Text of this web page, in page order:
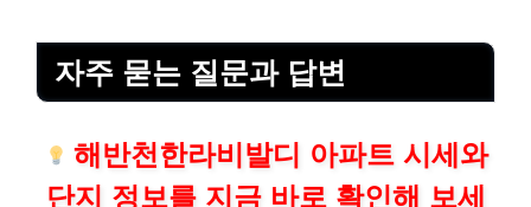
자주 묻는 질문과 답변
해반천한라비발디 아파트 시세와
단지 정보를 지금 바로 확인해 보세